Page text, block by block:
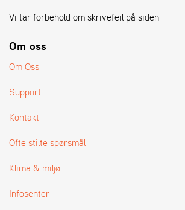
Vi tar forbehold om skrivefeil på siden
Om oss
Om Oss
Support
Kontakt
Ofte stilte spørsmål
Klima & miljø
Infosenter